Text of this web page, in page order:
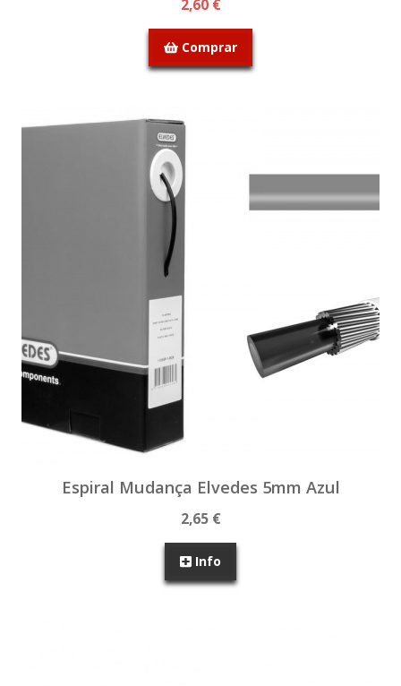
2,60 €
Comprar
Espiral Mudança Elvedes 5mm Azul
2,65 €
Info